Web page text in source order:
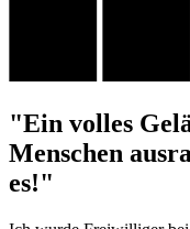
"Ein volles
Menschen
es!"